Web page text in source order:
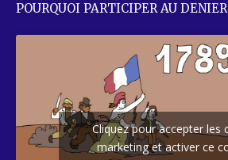
POURQUOI PARTICIPER AU
Cliquez pour accepter les
marketing et activer ce